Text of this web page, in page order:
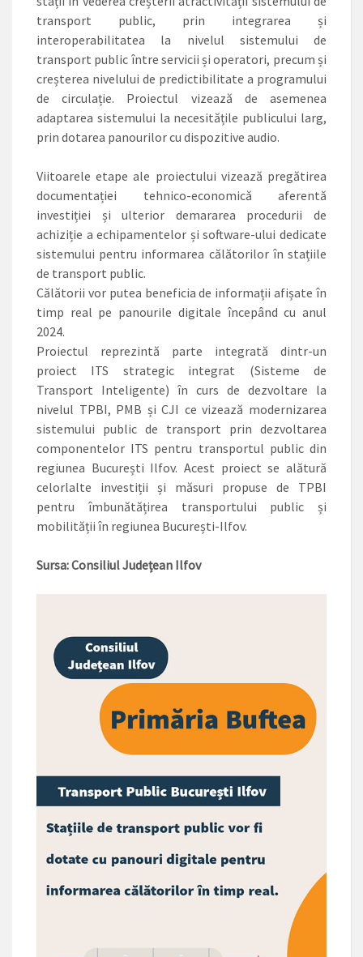
transport public, prin integrarea și
interoperabilitatea la nivelul sistemului de
transport public între servicii și operatori, precum și
creșterea nivelului de predictibilitate a programului
de circulație. Proiectul vizează de asemenea
adaptarea sistemului la necesitățile publicului larg,
prin dotarea panourilor cu dispozitive audio.
Viitoarele etape ale proiectului vizează pregătirea
documentației tehnico-economică aferentă
investiției și ulterior demararea procedurii de
achiziție a echipamentelor și software-ului dedicate
sistemului pentru informarea călătorilor în stațiile
de transport public.
Călătorii vor putea beneficia de informații afișate în
timp real pe panourile digitale începând cu anul
2024.
Proiectul reprezintă parte integrată dintr-un
proiect ITS strategic integrat (Sisteme de
Transport Inteligente) în curs de dezvoltare la
nivelul TPBI, PMB și CJI ce vizează modernizarea
sistemului public de transport prin dezvoltarea
componentelor ITS pentru transportul public din
regiunea București Ilfov. Acest proiect se alătură
celorlalte investiții și măsuri propuse de TPBI
pentru îmbunătățirea transportului public și
mobilității în regiunea București-Ilfov.
Sursa: Consiliul Județean Ilfov